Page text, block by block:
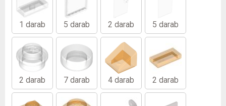
1 darab 5 darab 2 darab 5 darab
2 darab 7 darab 4 darab 2 darab